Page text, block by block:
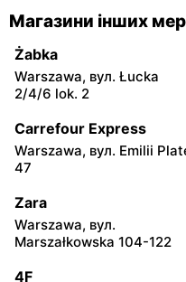
Żabka
Łódź, вул. Żurawia 14
Żabka
35
Żabka
Grzybowska 2
Żabka
Chałubińskiego 8
Магазини інших
Żabka
Warszawa, вул. Łucka
2/4/6 lok. 2
Carrefour Express
Warszawa, вул. Emilii
47
Zara
Warszawa, вул.
Marszałkowska 104-122
4F